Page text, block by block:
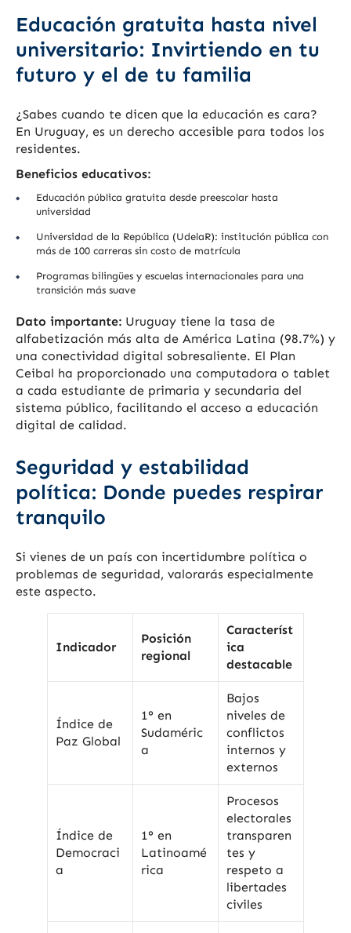
Educación gratuita hasta nivel
universitario: Invirtiendo en tu
futuro y el de tu familia
¿Sabes cuando te dicen que la educación es cara?
En Uruguay, es un derecho accesible para todos los
residentes.
Beneficios educativos:
Educación pública gratuita desde preescolar hasta
universidad
Universidad de la República (UdelaR): institución pública con
más de 100 carreras sin costo de matrícula
Programas bilingües y escuelas internacionales para una
transición más suave
Dato importante: Uruguay tiene la tasa de
alfabetización más alta de América Latina (98.7%) y
una conectividad digital sobresaliente. El Plan
Ceibal ha proporcionado una computadora o tablet
a cada estudiante de primaria y secundaria del
sistema público, facilitando el acceso a educación
digital de calidad.
Seguridad y estabilidad
política: Donde puedes respirar
tranquilo
Si vienes de un país con incertidumbre política o
problemas de seguridad, valorarás especialmente
este aspecto.
Indicador
Posición
regional
Característ
ica
destacable
Índice de
Paz Global
1° en
Sudaméric
a
Bajos
niveles de
conflictos
internos y
externos
Índice de
Democraci
a
1° en
Latinoamé
rica
Procesos
electorales
transparen
tes y
respeto a
libertades
civiles